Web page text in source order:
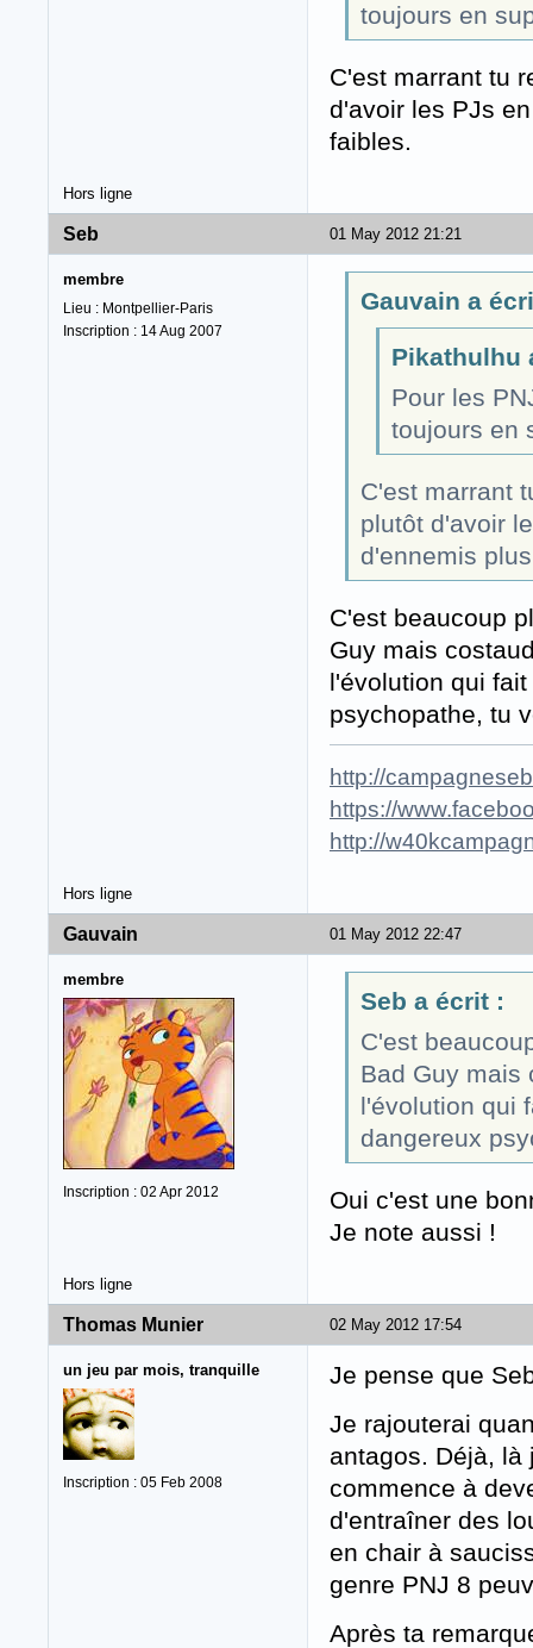
toujours en
C'est marrant tu
d'avoir les PJs
faibles.
Hors ligne
01 May 2012 21:21
Seb
membre
Lieu : Montpellier-Paris
Inscription : 14 Aug 2007
Gauvain a
Pikathulhu
Pour les
toujours en
C'est marrant
plutôt d'avoir
d'ennemis
C'est beaucoup
Guy mais
l'évolution qui
psychopathe, tu
http://
https://
http://
Hors ligne
01 May 2012 22:47
Gauvain
membre
Inscription : 02 Apr 2012
Seb a écrit :
C'est
Bad Guy mais
l'évolution qui
dangereux
Oui c'est une
Je note aussi !
Hors ligne
02 May 2012 17:54
Thomas Munier
un jeu par mois, tranquille
Inscription : 05 Feb 2008
Je pense que
Je rajouterai
antagos. Déjà, là
commence à
d'entraîner des
en chair à
genre PNJ 8
Après ta